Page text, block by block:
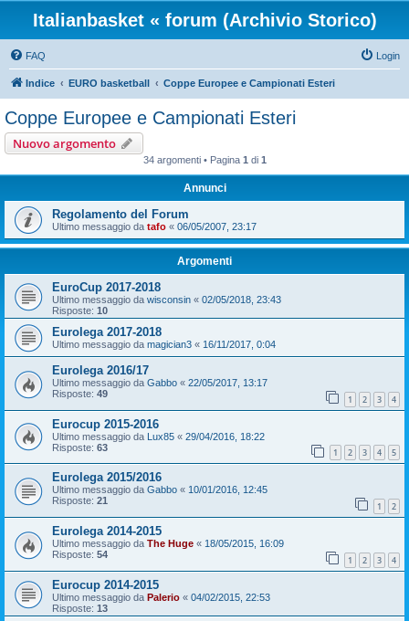
Italianbasket « forum (Archivio Storico)
FAQ Login
Indice EURO basketball Coppe Europee e Campionati Esteri
Coppe Europee e Campionati Esteri
Nuovo argomento
34 argomenti • Pagina 1 di 1
Annunci
Regolamento del Forum
Ultimo messaggio da tafo « 06/05/2007, 23:17
Argomenti
EuroCup 2017-2018
Ultimo messaggio da wisconsin « 02/05/2018, 23:43
Risposte: 10
Eurolega 2017-2018
Ultimo messaggio da magician3 « 16/11/2017, 0:04
Eurolega 2016/17
Ultimo messaggio da Gabbo « 22/05/2017, 13:17
Risposte: 49 1 2 3 4
Eurocup 2015-2016
Ultimo messaggio da Lux85 « 29/04/2016, 18:22
Risposte: 63 1 2 3 4 5
Eurolega 2015/2016
Ultimo messaggio da Gabbo « 10/01/2016, 12:45
Risposte: 21 1 2
Eurolega 2014-2015
Ultimo messaggio da The Huge « 18/05/2015, 16:09
Risposte: 54 1 2 3 4
Eurocup 2014-2015
Ultimo messaggio da Palerio « 04/02/2015, 22:53
Risposte: 13